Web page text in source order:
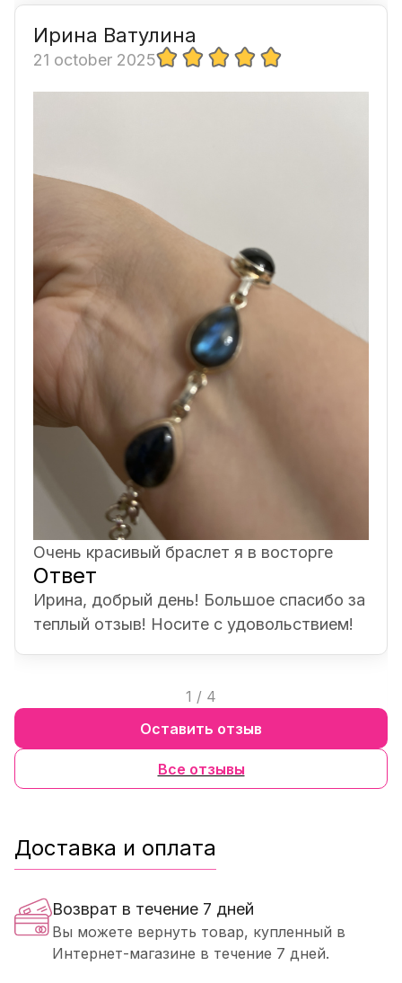
Ирина Ватулина
21 october 2025
Очень красивый браслет я в восторге
Ответ
Ирина, добрый день! Большое спасибо за
теплый отзыв! Носите с удовольствием!
1 / 4
Все отзывы
Оставить отзыв
Доставка и оплата
Возврат в течение 7 дней
Вы можете вернуть товар, купленный в
Интернет-магазине в течение 7 дней.